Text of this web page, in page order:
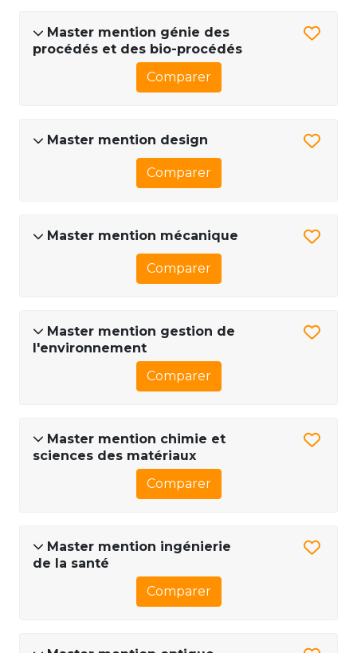
Master mention génie des
procédés et des bio-procédés
Comparer
Master mention design
Comparer
Master mention mécanique
Comparer
Master mention gestion de
l'environnement
Comparer
Master mention chimie et
sciences des matériaux
Comparer
Master mention ingénierie
de la santé
Comparer